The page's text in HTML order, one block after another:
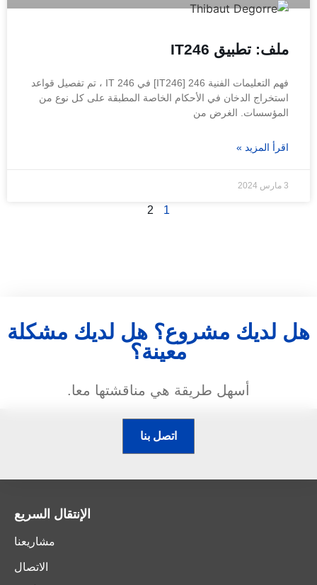
ملف: تطبيق IT246
فهم التعليمات الفنية 246 [IT246] في IT 246 ، تم تفصيل قواعد
استخراج الدخان في الأحكام الخاصة المطبقة على كل نوع من
المؤسسات. الغرض من
اقرأ المزيد »
3 مارس 2024
1
2
هل لديك مشروع؟ هل لديك مشكلة
معينة؟
أسهل طريقة هي مناقشتها معا.
اتصل بنا
الإنتقال السريع
مشاريعنا
الاتصال